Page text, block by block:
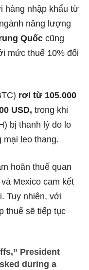
hàng nhập khẩu từ
năng lượng
Quốc cũng
mức thuế 10% đối
rơi từ 105.000
USD, trong khi
bị thanh lý do lo
mại leo thang.
hoãn thuế quan
Mexico cam kết
Tuy nhiên, với
thuế sẽ tiếp tục
President
during a